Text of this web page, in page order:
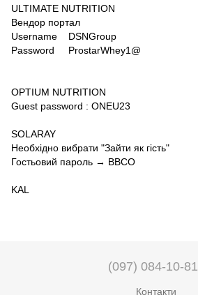
ULTIMATE NUTRITION
Вендор портал
Username DSNGroup
Password ProstarWhey1@
OPTIUM NUTRITION
Guest password : ONEU23
SOLARAY
Необхідно вибрати "Зайти як гість"
Гостьовий пароль → BBCO
KAL
(097) 084-10-81
Контакти